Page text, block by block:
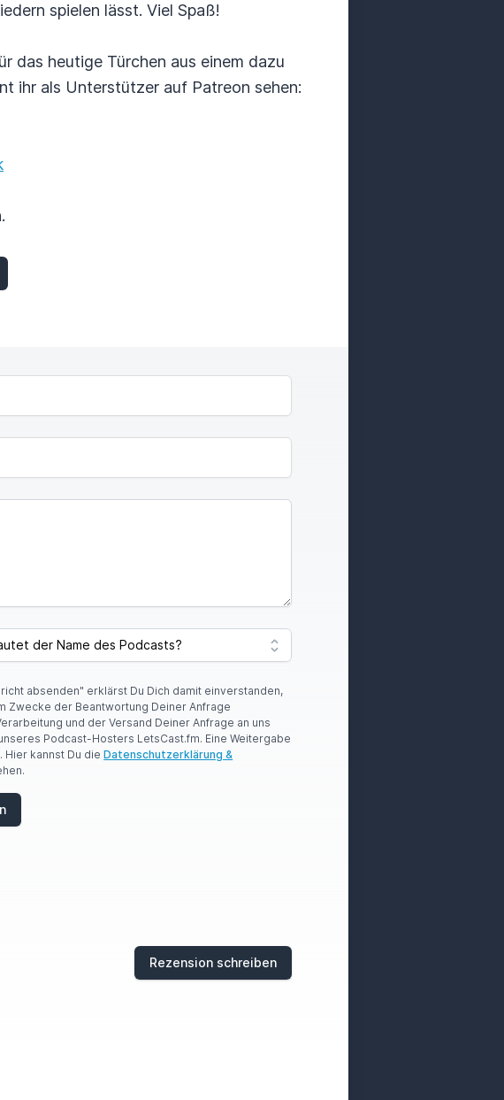
spielen lässt. Viel Spaß!
das heutige Türchen aus einem dazu
ihr als Unterstützer auf Patreon sehen:
absenden" erklärst Du Dich damit einverstanden,
Zwecke der Beantwortung Deiner Anfrage
und der Versand Deiner Anfrage an uns
Podcast-Hosters LetsCast.fm. Eine Weitergabe
Hier kannst Du dieDatenschutzerklärung &
Rezension schreiben